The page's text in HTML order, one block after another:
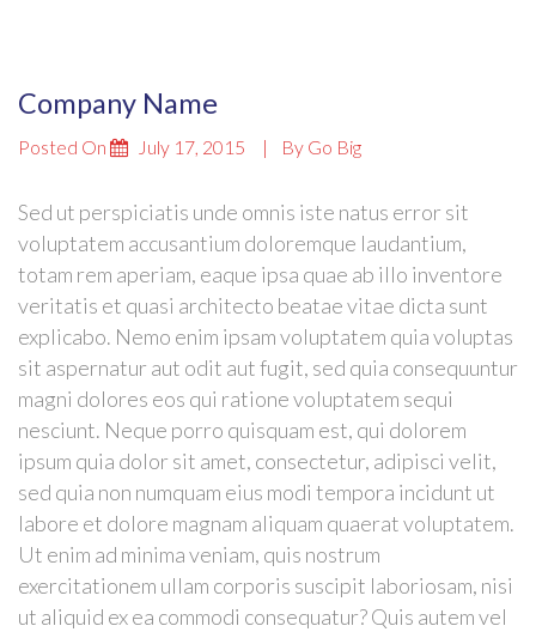
Company Name
Posted On July 17, 2015 By Go Big
Sed ut perspiciatis unde omnis iste natus error sit
voluptatem accusantium doloremque laudantium,
totam rem aperiam, eaque ipsa quae ab illo inventore
veritatis et quasi architecto beatae vitae dicta sunt
explicabo. Nemo enim ipsam voluptatem quia voluptas
sit aspernatur aut odit aut fugit, sed quia consequuntur
magni dolores eos qui ratione voluptatem sequi
nesciunt. Neque porro quisquam est, qui dolorem
ipsum quia dolor sit amet, consectetur, adipisci velit,
sed quia non numquam eius modi tempora incidunt ut
labore et dolore magnam aliquam quaerat voluptatem.
Ut enim ad minima veniam, quis nostrum
exercitationem ullam corporis suscipit laboriosam, nisi
ut aliquid ex ea commodi consequatur? Quis autem vel